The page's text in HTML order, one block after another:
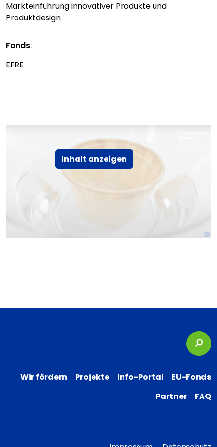
Inhalt anzeigen
Markteinführung innovativer Produkte und
Produktdesign
Fonds:
EFRE
Wir fördern Projekte Info-Portal
EU-Fonds
Partner
FAQ